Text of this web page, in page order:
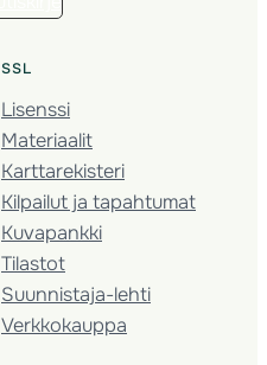
SSL
Lisenssi
Materiaalit
Karttarekisteri
Kilpailut ja tapahtumat
Kuvapankki
Tilastot
Suunnistaja-lehti
Verkkokauppa